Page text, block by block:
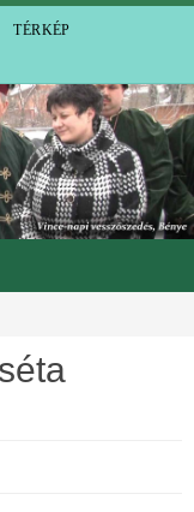
TÉRKÉP